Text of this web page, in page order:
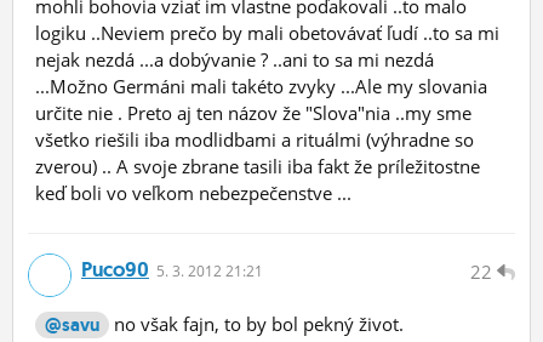
mohli bohovia vziať im vlastne poďakovali ..to malo
logiku ..Neviem prečo by mali obetovávať ľudí ..to sa mi
nejak nezdá ...a dobývanie ? ..ani to sa mi nezdá
...Možno Germáni mali takéto zvyky ...Ale my slovania
určite nie . Preto aj ten názov že "Slova"nia ..my sme
všetko riešili iba modlidbami a rituálmi (výhradne so
zverou) .. A svoje zbrane tasili iba fakt že príležitostne
keď boli vo veľkom nebezpečenstve ...
22
Puco90 5. 3. 2012 21:21
@savu no však fajn, to by bol pekný život.